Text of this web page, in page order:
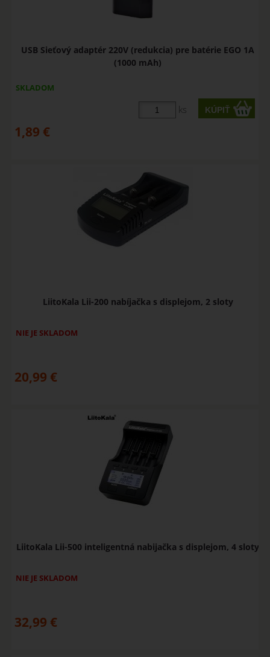
USB Sieťový adaptér 220V (redukcia) pre batérie EGO 1A
(1000 mAh)
SKLADOM
ks
1,89 €
LiitoKala Lii-200 nabíjačka s displejom, 2 sloty
NIE JE SKLADOM
20,99 €
LiitoKala Lii-500 inteligentná nabijačka s displejom, 4 sloty
NIE JE SKLADOM
32,99 €